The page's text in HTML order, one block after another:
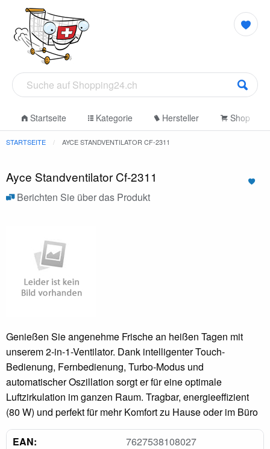
Startseite Kategorie Hersteller Shop
STARTSEITE AYCE STANDVENTILATOR CF-2311
Ayce Standventilator Cf-2311
Berichten Sie über das Produkt
Genießen Sie angenehme Frische an heißen Tagen mit
unserem 2-in-1-Ventilator. Dank intelligenter Touch-
Bedienung, Fernbedienung, Turbo-Modus und
automatischer Oszillation sorgt er für eine optimale
Luftzirkulation im ganzen Raum. Tragbar, energieeffizient
(80 W) und perfekt für mehr Komfort zu Hause oder im Büro
EAN:
7627538108027